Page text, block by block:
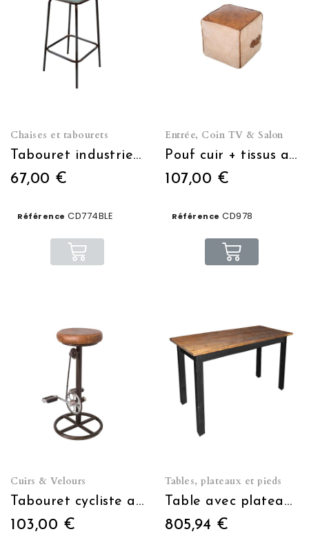
Chaises et tabourets
Tabouret industriel assise bois bleu jeans usé
67,00 €
Référence CD774BLE
Entrée, Coin TV & Salon
Pouf cuir + tissus avec poignée 40*40
107,00 €
Référence CD978
Cuirs & Velours
Tabouret cycliste assise cuir
103,00 €
Tables, plateaux et pieds
Table avec plateau en pin brossée L 180 x H 110 x P 75
805,94 €